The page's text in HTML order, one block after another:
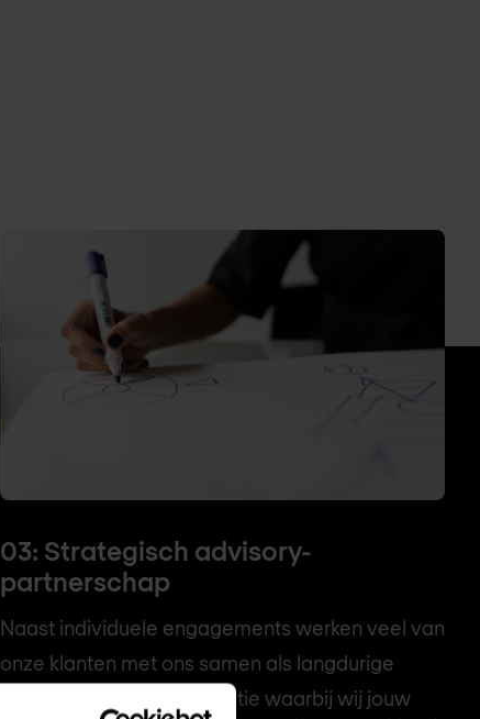
03: Strategisch advisory-
partnerschap
Naast individuele engagements werken veel van
onze klanten met ons samen als langdurige
trusted advisor — een relatie waarbij wij jouw